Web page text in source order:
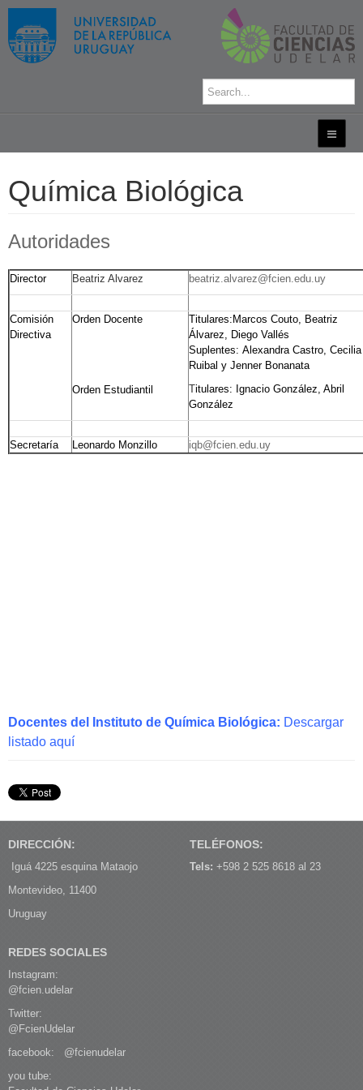
Química Biológica
Autoridades
Director Beatriz Alvarez beatriz.alvarez@fcien.edu.uy
Comisión
Directiva
Orden Docente
Orden Estudiantil
Titulares:Marcos Couto, Beatriz
Álvarez, Diego Vallés
Suplentes: Alexandra Castro, Cecilia
Ruibal y Jenner Bonanata
Titulares: Ignacio González, Abril
González
Secretaría Leonardo Monzillo iqb@fcien.edu.uy
Docentes del Instituto de Química Biológica: Descargar
listado aquí
DIRECCIÓN:
Iguá 4225 esquina Mataojo
Montevideo, 11400
Uruguay
TELÉFONOS:
Tels: +598 2 525 8618 al 23
REDES SOCIALES
Instagram:
@fcien.udelar
Twitter:
@FcienUdelar
facebook: @fcienudelar
you tube: